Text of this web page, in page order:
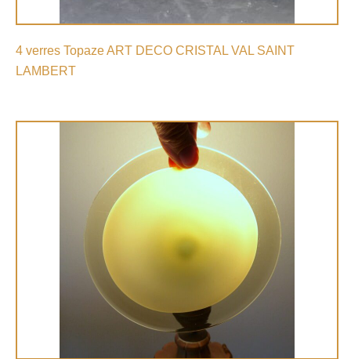
4 verres Topaze ART DECO CRISTAL VAL SAINT
LAMBERT